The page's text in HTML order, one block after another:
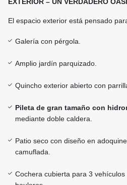
El espacio exterior está pensado
Galería con pérgola.
Amplio jardín parquizado.
Quincho exterior abierto con
Pileta de gran tamaño con
mediante doble caldera.
Patio seco con diseño en
camuflada.
Cochera cubierta para 3